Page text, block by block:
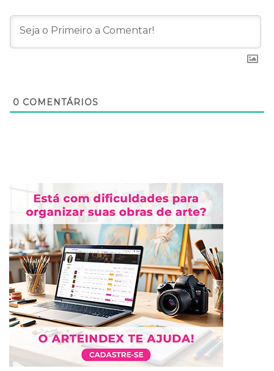
0 COMENTÁRIOS